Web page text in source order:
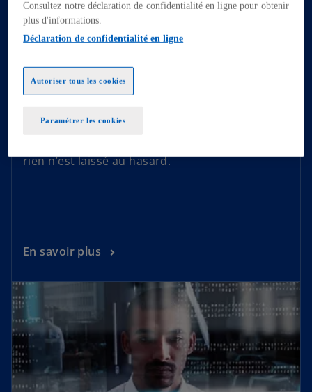
TRANSFORMATION DIGITALE
Digital Customer
nouvelles stratégies d’amélioration de votre
relation client, fondées sur la mobilisation
Parcours client, stratégies omnicanales,
rien n’est laissé au hasard.
En savoir plus
Consultez notre déclaration de confidentialité en ligne pour obtenir
plus d'informations.
Déclaration de confidentialité en ligne
Paramétrer les cookies
Autoriser tous les cookies